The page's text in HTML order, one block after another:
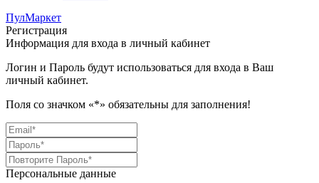
ПулМаркет
Регистрация
Информация для входа в личный кабинет
Логин и Пароль будут использоваться для входа в Ваш
личный кабинет.
Поля со значком «*» обязательны для заполнения!
Персональные данные